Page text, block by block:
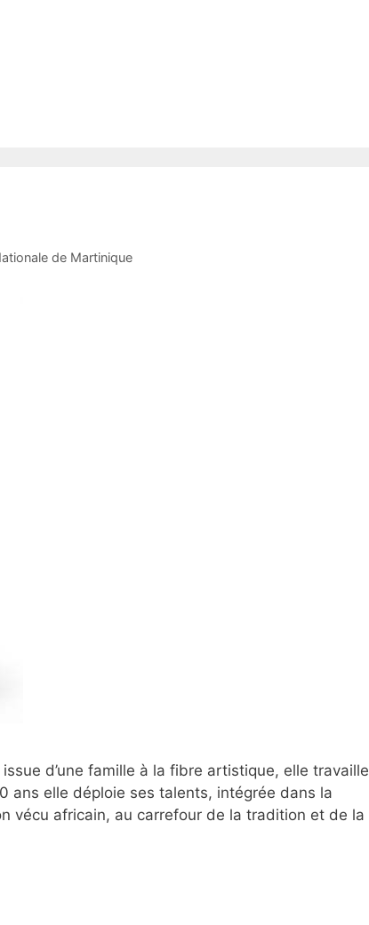
de Martinique
d’une famille à la fibre artistique, elle travaille
ans elle déploie ses talents, intégrée dans la
vécu africain, au carrefour de la tradition et de la